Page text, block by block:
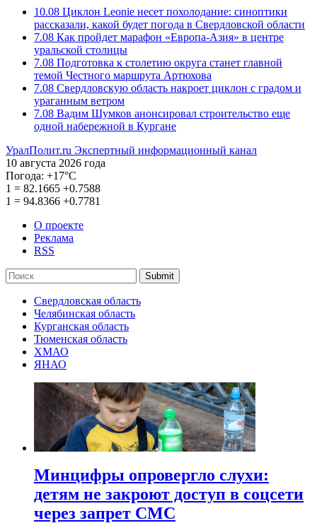
10.08 Циклон Leonie несет похолодание: синоптики
рассказали, какой будет погода в Свердловской области
7.08 Как пройдет марафон «Европа-Азия» в центре
уральской столицы
7.08 Подготовка к столетию округа станет главной
темой Честного маршрута Артюхова
7.08 Свердловскую область накроет циклон с градом и
ураганным ветром
7.08 Вадим Шумков анонсировал строительство еще
одной набережной в Кургане
УралПолит.ru Экспертный информационный канал
10 августа 2026 года
Погода: +17°С
1 = 82.1665 +0.7588
1 = 94.8366 +0.7781
О проекте
Реклама
RSS
Submit
Свердловская область
Челябинская область
Курганская область
Тюменская область
ХМАО
ЯНАО
Минцифры опровергло слухи:
детям не закроют доступ в соцсети
через запрет СМС